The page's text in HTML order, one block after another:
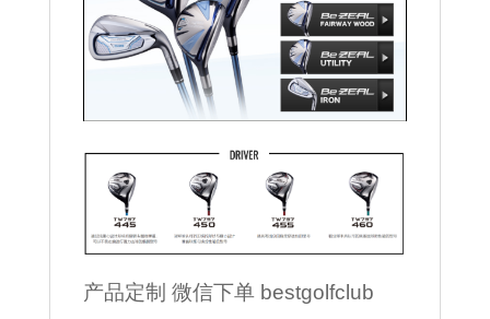
产品定制 微信下单 bestgolfclub